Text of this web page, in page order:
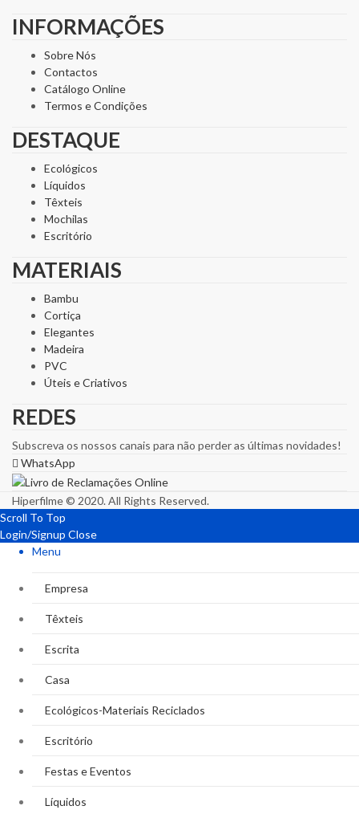
INFORMAÇÕES
Sobre Nós
Contactos
Catálogo Online
Termos e Condições
DESTAQUE
Ecológicos
Líquidos
Têxteis
Mochilas
Escritório
MATERIAIS
Bambu
Cortiça
Elegantes
Madeira
PVC
Úteis e Criativos
REDES
Subscreva os nossos canais para não perder as últimas novidades!
WhatsApp
Hiperfilme © 2020. All Rights Reserved.
Scroll To Top
Login/Signup Close
Menu
Empresa
Têxteis
Escrita
Casa
Ecológicos-Materiais Reciclados
Escritório
Festas e Eventos
Líquidos